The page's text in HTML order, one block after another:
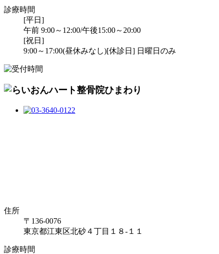
診療時間
[平日]
午前 9:00～12:00/午後15:00～20:00
[祝日]
9:00～17:00(昼休みなし)[休診日] 日曜日のみ
住所
〒136-0076
東京都江東区北砂４丁目１８-１１
診療時間